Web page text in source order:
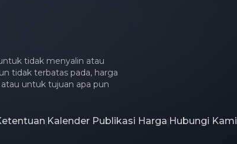
tidak menyalin atau
tidak terbatas pada, harga
untuk tujuan apa pun
| Kalender Publikasi Harga| Hubungi Kami